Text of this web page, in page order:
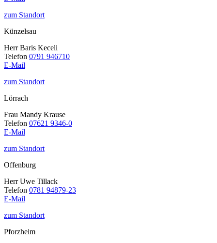
zum Standort
Künzelsau
Herr Baris Keceli
Telefon 0791 946710
E-Mail
zum Standort
Lörrach
Frau Mandy Krause
Telefon 07621 9346-0
E-Mail
zum Standort
Offenburg
Herr Uwe Tillack
Telefon 0781 94879-23
E-Mail
zum Standort
Pforzheim